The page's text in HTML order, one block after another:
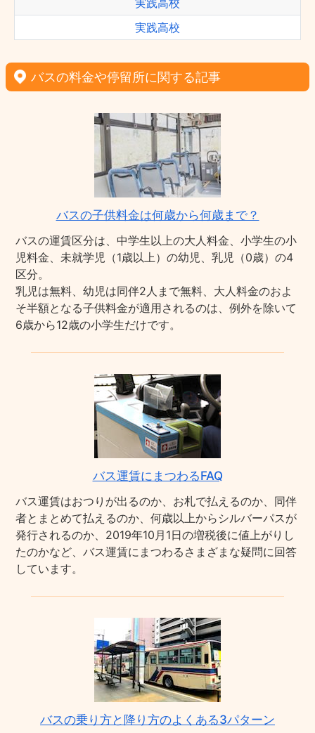
実践高校
実践高校
バスの料金や停留所に関する記事
バスの子供料金は何歳から何歳まで？
バスの運賃区分は、中学生以上の大人料金、小学生の小
児料金、未就学児（1歳以上）の幼児、乳児（0歳）の4
区分。
乳児は無料、幼児は同伴2人まで無料、大人料金のおよ
そ半額となる子供料金が適用されるのは、例外を除いて
6歳から12歳の小学生だけです。
バス運賃にまつわるFAQ
バス運賃はおつりが出るのか、お札で払えるのか、同伴
者とまとめて払えるのか、何歳以上からシルバーパスが
発行されるのか、2019年10月1日の増税後に値上がりし
たのかなど、バス運賃にまつわるさまざまな疑問に回答
しています。
バスの乗り方と降り方のよくある3パターン